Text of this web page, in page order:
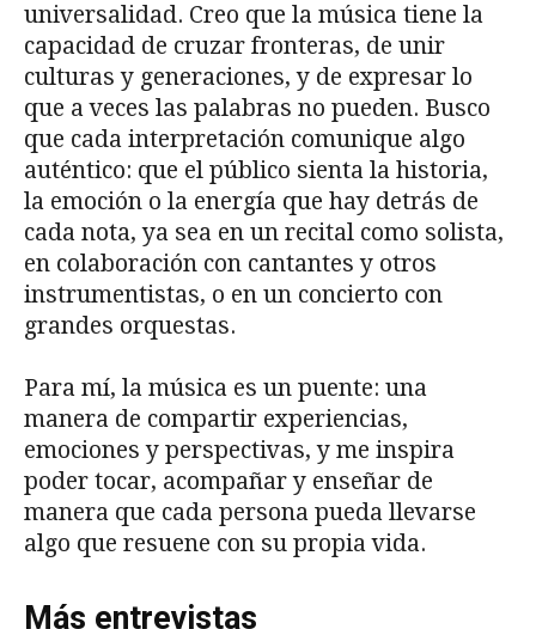
universalidad. Creo que la música tiene la
capacidad de cruzar fronteras, de unir
culturas y generaciones, y de expresar lo
que a veces las palabras no pueden. Busco
que cada interpretación comunique algo
auténtico: que el público sienta la historia,
la emoción o la energía que hay detrás de
cada nota, ya sea en un recital como solista,
en colaboración con cantantes y otros
instrumentistas, o en un concierto con
grandes orquestas.
Para mí, la música es un puente: una
manera de compartir experiencias,
emociones y perspectivas, y me inspira
poder tocar, acompañar y enseñar de
manera que cada persona pueda llevarse
algo que resuene con su propia vida.
Más entrevistas